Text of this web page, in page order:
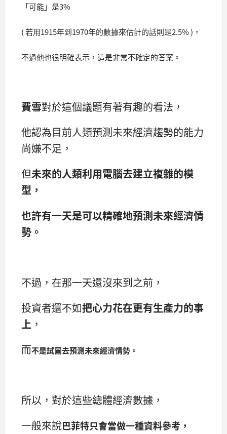
「可能」是3%
( 若用1915年到1970年的數據來估計的話則是2.5% )，
不過他也很明確表示，這是非常不確定的答案。
費雪對於這個議題有著有趣的看法，
他認為目前人類預測未來經濟趨勢的能力
尚嫌不足，
但未來的人類利用電腦去建立複雜的模
型，
也許有一天是可以精確地預測未來經濟情
勢。
不過，在那一天還沒來到之前，
投資者還不如把心力花在更有生產力的事
上 ，
而不是試圖去預測未來經濟情勢。
所以，對於這些總體經濟數據，
一般來說巴菲特只會當做一種資料參考，